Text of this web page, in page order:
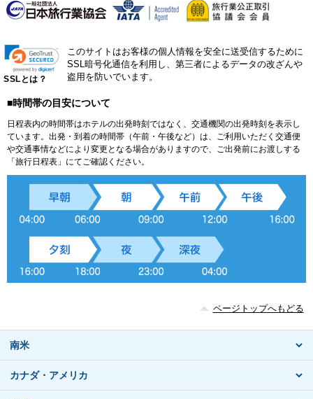
SSLとは？
このサイトはお客様の個人情報を安全に送受信するために
SSL暗号化通信を利用し、第三者によるデータの改ざんや
盗用を防いでいます。
■時間帯の目安について
日程表内の時間帯はホテルの出発時刻ではなく、交通機関の出発時刻を表示し
ています。出発・到着の時間帯（午前・午後など）は、ご利用いただく交通便
や交通事情などにより変更となる場合がありますので、ご出発前にお渡しする
「旅行日程表」にてご確認ください。
ページトップへもどる
南米
カナダ・アメリカ